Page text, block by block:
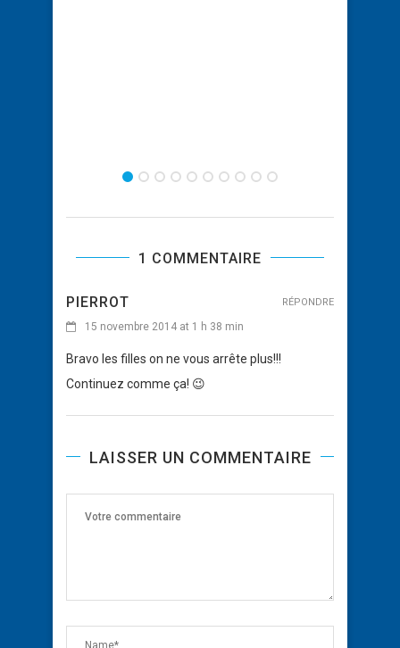
1 COMMENTAIRE
PIERROT
15 novembre 2014 at 1 h 38 min
Bravo les filles on ne vous arrête plus!!!
Continuez comme ça! 😉
RÉPONDRE
LAISSER UN COMMENTAIRE